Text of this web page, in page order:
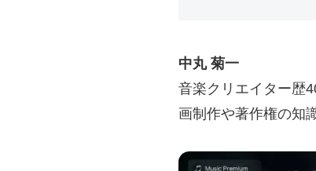
中丸 菊一
音楽クリエイター歴
画制作や著作権の知